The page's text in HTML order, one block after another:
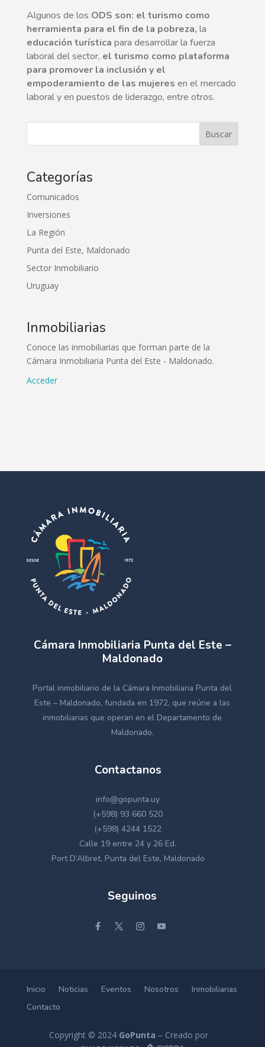
Algunos de los ODS son: el turismo como
herramienta para el fin de la pobreza, la
educación turística para desarrollar la fuerza
laboral del sector, el turismo como plataforma
para promover la inclusión y el
empoderamiento de las mujeres en el mercado
laboral y en puestos de liderazgo, entre otros.
Buscar
Categorías
Comunicados
Inversiones
La Región
Punta del Este, Maldonado
Sector Inmobiliario
Uruguay
Inmobiliarias
Conoce las inmobiliarias que forman parte de la
Cámara Inmobiliaria Punta del Este - Maldonado.
Acceder
Cámara Inmobiliaria Punta del Este –
Maldonado
Portal inmobiliario de la Cámara Inmobiliaria Punta del
Este – Maldonado, fundada en 1972, que reúne a las
inmobiliarias que operan en el Departamento de
Maldonado.
Contactanos
info@gopunta.uy
(+598) 93 660 520
(+598) 4244 1522
Calle 19 entre 24 y 26 Ed.
Port D’Albret, Punta del Este, Maldonado
Seguinos
Inicio Noticias Eventos Nosotros
Inmobiliarias
Contacto
Copyright © 2024 GoPunta – Creado por